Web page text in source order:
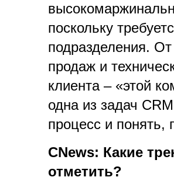
поскольку
подразделения.
продаж и
клиента – «этой
одна из задач
процесс и понять,
CNews: Какие
отметить?